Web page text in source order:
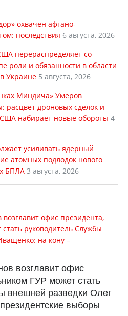
охвачен афгано-
последствия 6 августа, 2026
перераспределяет со
роли и обязанности в области
Украине 5 августа, 2026
Миндича» Умеров
расцвет дроновых сделок и
набирает новые обороты 4
усиливать ядерный
атомных подлодок нового
БПЛА 3 августа, 2026
возглавит офис
ГУР может стать
внешней разведки Олег
выборы